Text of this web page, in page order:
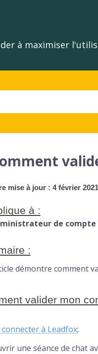
à maximiser
mise à jour : 4 février 2021
à :
de compte
:
démontre comment
valider mon
connecter à Leadfox;
une séance de chat